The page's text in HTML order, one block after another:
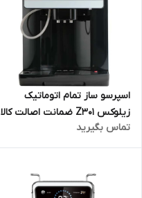
اسپرسو ساز تمام اتوماتیک
زیلوکس Z301 ضمانت اصالت کالا
مارکو تجارت
تماس بگیرید